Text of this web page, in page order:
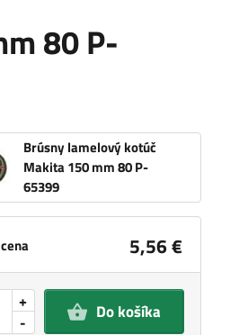
80 P-
Brúsny lamelový kotúč
Makita 150 mm 80 P-
65399
5,56 €
-
+ Do košíka